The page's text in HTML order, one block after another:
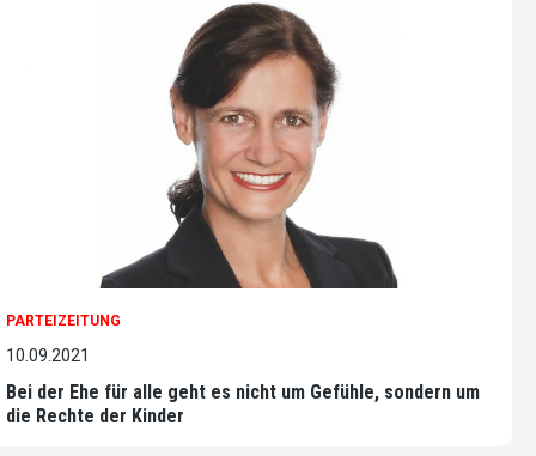
PARTEIZEITUNG
10.09.2021
Bei der Ehe für alle geht es nicht um Gefühle, sondern um
die Rechte der Kinder